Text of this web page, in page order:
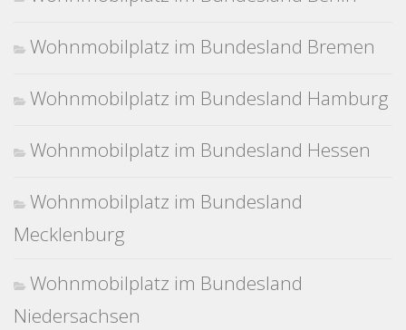
Wohnmobilplatz im Bundesland Bremen
Wohnmobilplatz im Bundesland Hamburg
Wohnmobilplatz im Bundesland Hessen
Wohnmobilplatz im Bundesland
Mecklenburg
Wohnmobilplatz im Bundesland
Niedersachsen